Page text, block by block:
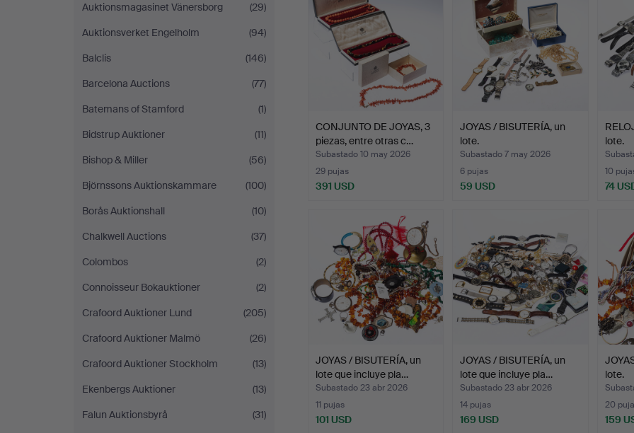
Auktionsmagasinet Vänersborg
(29)
Auktionsverket Engelholm
(94)
Balclis
(146)
Barcelona Auctions
(77)
Batemans of Stamford
(1)
Bidstrup Auktioner
(11)
Bishop & Miller
(56)
Björnssons Auktionskammare
(100)
Borås Auktionshall
(10)
Chalkwell Auctions
(37)
Colombos
(2)
Connoisseur Bokauktioner
(2)
Crafoord Auktioner Lund
(205)
Crafoord Auktioner Malmö
(26)
Crafoord Auktioner Stockholm
(13)
Ekenbergs Auktioner
(13)
Falun Auktionsbyrå
(31)
CONJUNTO DE JOYAS, 3
piezas, entre otras c…
Subastado 10 may 2026
29 pujas
391 USD
JOYAS / BISUTERÍA, un
lote.
Subastado 7 may 2026
6 pujas
59 USD
lote.
10
74
JOYAS / BISUTERÍA, un
lote que incluye pla…
Subastado 23 abr 2026
11 pujas
101 USD
JOYAS / BISUTERÍA, un
lote que incluye pla…
Subastado 23 abr 2026
14 pujas
169 USD
lote.
20
159